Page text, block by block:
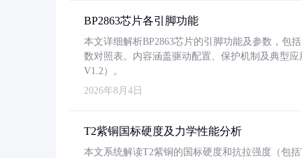
BP2863芯片各引脚功能
本文详细解析BP2863芯片的引脚功能及参数，包
数对照表。内容涵盖驱动配置、保护机制及典型
V1.2）。
2026年8月4日
T2紫铜国标硬度及力学性能分析
本文系统解读T2紫铜的国标硬度和抗拉强度（包